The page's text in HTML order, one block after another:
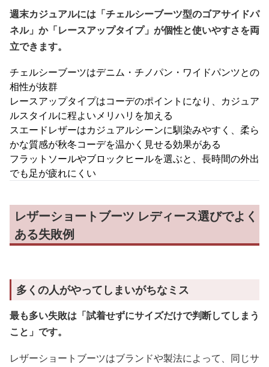
週末カジュアルには「チェルシーブーツ型のゴアサイドパ
ネル」か「レースアップタイプ」が個性と使いやすさを両
立できます。
チェルシーブーツはデニム・チノパン・ワイドパンツとの
相性が抜群
レースアップタイプはコーデのポイントになり、カジュア
ルスタイルに程よいメリハリを加える
スエードレザーはカジュアルシーンに馴染みやすく、柔ら
かな質感が秋冬コーデを温かく見せる効果がある
フラットソールやブロックヒールを選ぶと、長時間の外出
でも足が疲れにくい
レザーショートブーツ レディース選びでよく
ある失敗例
多くの人がやってしまいがちなミス
最も多い失敗は「試着せずにサイズだけで判断してしまう
こと」です。
レザーショートブーツはブランドや製法によって、同じサ